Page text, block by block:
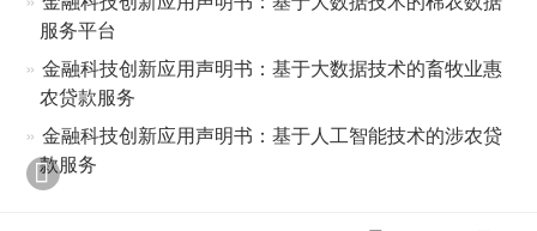
服务平台
金融科技创新应用声明书：基于大数据技术的畜牧业惠
农贷款服务
金融科技创新应用声明书：基于人工智能技术的涉农贷
款服务
